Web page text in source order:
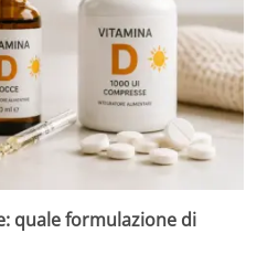
quale formulazione di